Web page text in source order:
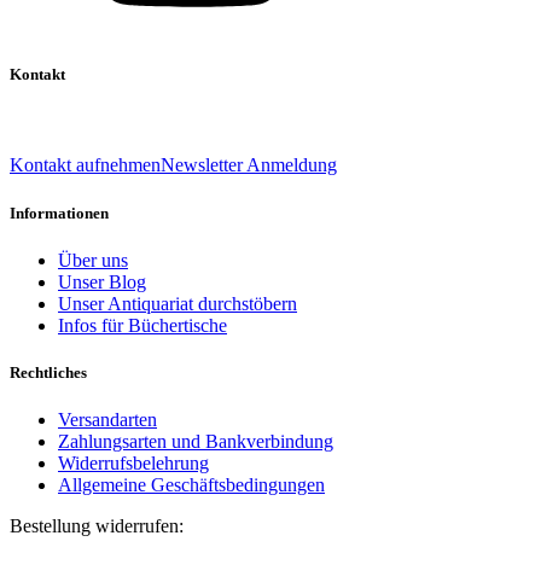
Kontakt
Kontakt aufnehmenNewsletter Anmeldung
Informationen
Über uns
Unser Blog
Unser Antiquariat durchstöbern
Infos für Büchertische
Rechtliches
Versandarten
Zahlungsarten und Bankverbindung
Widerrufsbelehrung
Allgemeine Geschäftsbedingungen
Bestellung widerrufen: